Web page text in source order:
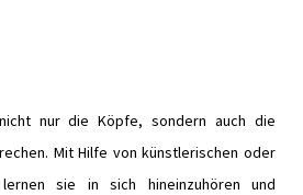
nicht nur die Köpfe, sondern auch die
Mit Hilfe von künstlerischen oder
sie in sich hineinzuhören und